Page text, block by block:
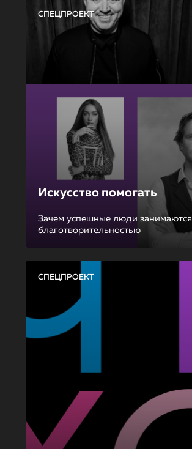
СПЕЦПРОЕКТ
Искусство помогать
Зачем успешные люди занимаются
благотворительностью
СПЕЦПРОЕКТ